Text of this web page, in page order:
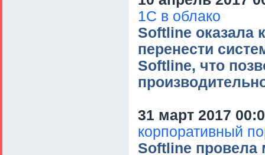
1С в облако
Softline оказала
перенести
Softline, что
31 март 2017
корпоративный
Softline провела